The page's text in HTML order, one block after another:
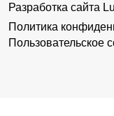
Разработка сайта
Политика
Пользовательское